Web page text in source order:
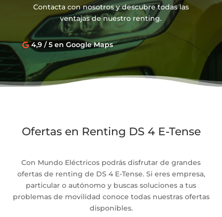
Contacta con nosotros y descubre todas las
ventajas de nuestro renting.
 4,9 / 5 en Google Maps
Ofertas en Renting DS 4 E-Tense
Con Mundo Eléctricos podrás disfrutar de grandes
ofertas de renting de DS 4 E-Tense. Si eres empresa,
particular o autónomo y buscas soluciones a tus
problemas de movilidad conoce todas nuestras ofertas
disponibles.